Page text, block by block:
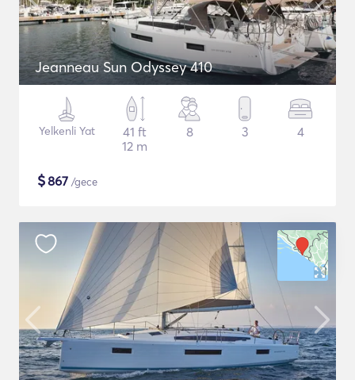
Jeanneau Sun Odyssey 410
Yelkenli Yat
41 ft
12 m
8 3 4
$867 /gece